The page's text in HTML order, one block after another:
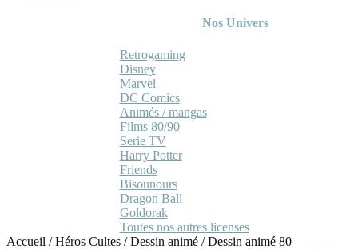
Nos Univers
Retrogaming
Disney
Marvel
DC Comics
Animés / mangas
Films 80/90
Serie TV
Harry Potter
Friends
Bisounours
Dragon Ball
Goldorak
Toutes nos autres licenses
Accueil /Héros Cultes /Dessin animé /Dessin animé 80